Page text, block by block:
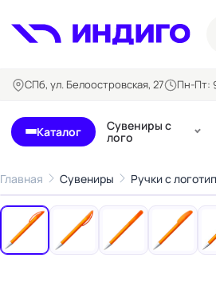
СПб, ул. Белоостровская, 27 Пн-Пт:
Каталог
Бланки и формуляры
Блокноты
Бейджи
Билеты,
Буклеты
Сувениры с
лого
Главная Сувениры Ручки с
‹